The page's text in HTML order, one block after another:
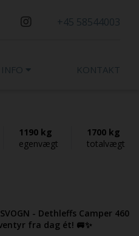
+45 58544003
INFO KONTAKT
1190 kg
egenvægt
1700 kg
totalvægt
- Dethleffs Camper 460
fra dag ét! 🚐✨